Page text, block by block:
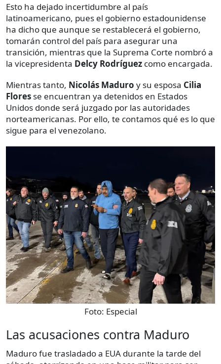
Esto ha dejado incertidumbre al país
latinoamericano, pues el gobierno estadounidense
ha dicho que aunque se restablecerá el gobierno,
tomarán control del país para asegurar una
transición, mientras que la Suprema Corte nombró a
la vicepresidenta Delcy Rodríguez como encargada.
Mientras tanto, Nicolás Maduro y su esposa Cilia
Flores se encuentran ya detenidos en Estados
Unidos donde será juzgado por las autoridades
norteamericanas. Por ello, te contamos qué es lo que
sigue para el venezolano.
Foto: Especial
Las acusaciones contra Maduro
Maduro fue trasladado a EUA durante la tarde del